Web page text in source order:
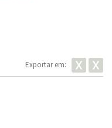
Exportar em: